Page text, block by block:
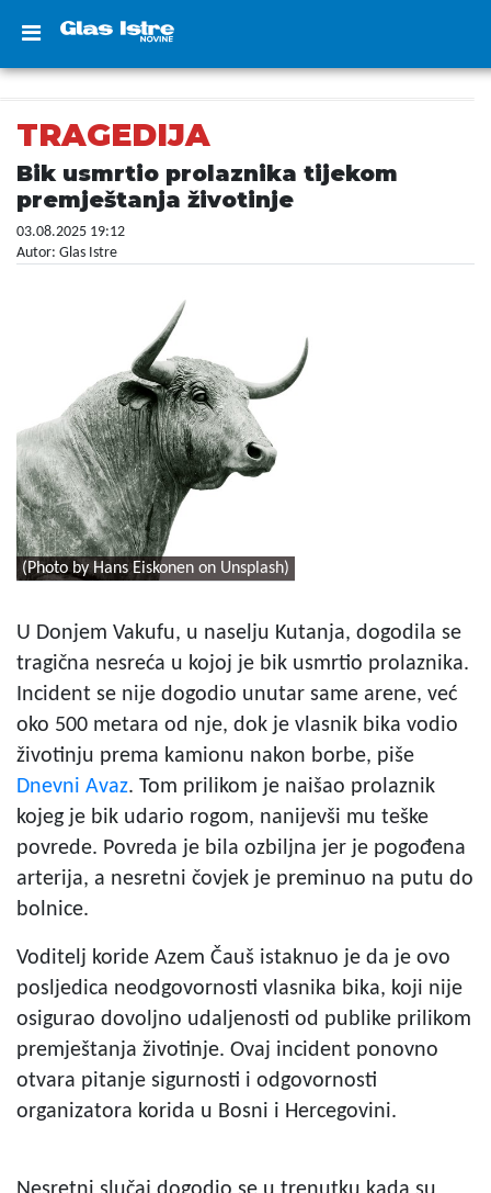
TRAGEDIJA
Bik usmrtio prolaznika tijekom
premještanja životinje
03.08.2025 19:12
Autor: Glas Istre
(Photo by Hans Eiskonen on Unsplash)
U Donjem Vakufu, u naselju Kutanja, dogodila se
tragična nesreća u kojoj je bik usmrtio prolaznika.
Incident se nije dogodio unutar same arene, već
oko 500 metara od nje, dok je vlasnik bika vodio
životinju prema kamionu nakon borbe, piše
Dnevni Avaz. Tom prilikom je naišao prolaznik
kojeg je bik udario rogom, nanijevši mu teške
povrede. Povreda je bila ozbiljna jer je pogođena
arterija, a nesretni čovjek je preminuo na putu do
bolnice.
Voditelj koride Azem Čauš istaknuo je da je ovo
posljedica neodgovornosti vlasnika bika, koji nije
osigurao dovoljno udaljenosti od publike prilikom
premještanja životinje. Ovaj incident ponovno
otvara pitanje sigurnosti i odgovornosti
organizatora korida u Bosni i Hercegovini.